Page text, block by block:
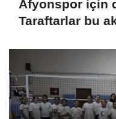
Afyonspor için
Taraftarlar bu